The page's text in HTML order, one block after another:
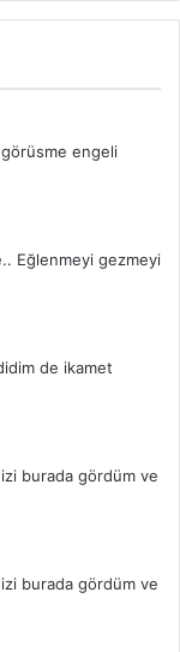
engeli
Eğlenmeyi gezmeyi
de ikamet
burada gördüm ve
burada gördüm ve